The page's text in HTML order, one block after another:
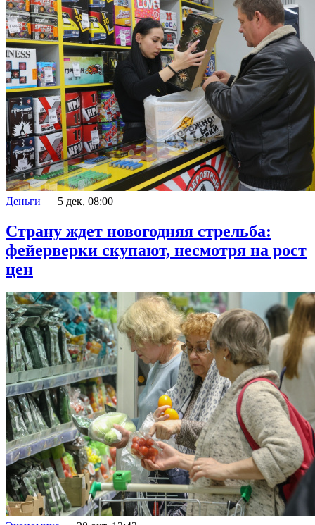
Деньги 5 дек, 08:00
Страну ждет новогодняя стрельба:
фейерверки скупают, несмотря на рост
цен